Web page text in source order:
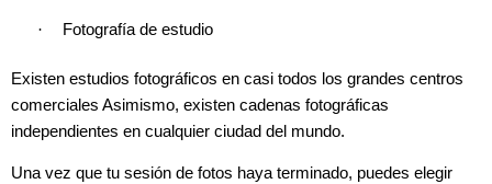
· Fotografía de estudio
Existen estudios fotográficos en casi todos los grandes centros
comerciales Asimismo, existen cadenas fotográficas
independientes en cualquier ciudad del mundo.
Una vez que tu sesión de fotos haya terminado, puedes elegir